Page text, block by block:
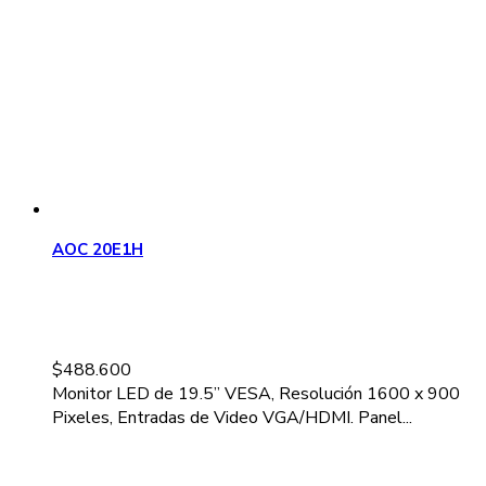
AOC 20E1H
$488.600
Monitor LED de 19.5” VESA, Resolución 1600 x 900
Pixeles, Entradas de Video VGA/HDMI. Panel...